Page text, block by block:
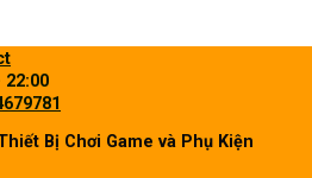
22:00
Bị Chơi Game và Phụ Kiện